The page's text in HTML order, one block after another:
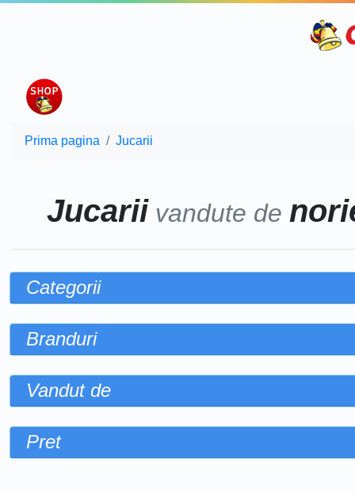
Prima pagina Jucarii
Jucariivandute de
Categorii
Branduri
Vandut de
Pret